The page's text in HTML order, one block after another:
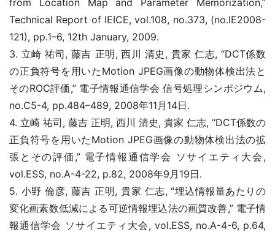
from Location Map and Parameter Memorization,”
Technical Report of IEICE, vol.108, no.373, (no.IE2008-
121), pp.1–6, 12th January, 2009.
3. 立崎 祐司, 藤吉 正明, 西川 清史, 貴家 仁志, “DCT係数
の正負符号を用いたMotion JPEG画像の動物体検出法と
そのROC評価,” 電子情報通信学会 信号処理シンポジウム,
no.C5-4, pp.484–489, 2008年11月14日.
4. 立崎 祐司, 藤吉 正明, 西川 清史, 貴家 仁志, “DCT係数の
正負符号を用いたMotion JPEG画像の動物体検出法の拡
張とその評価,” 電子情報通信学会 ソサイエティ大会,
vol.ESS, no.A-4-22, p.82, 2008年9月19日.
5. 小野 倫彦, 藤吉 正明, 貴家 仁志, “埋込情報量あたりの
変化画素数低減による可逆情報埋込法の画質改善,” 電子情
報通信学会 ソサイエティ大会, vol.ESS, no.A-4-6, p.64,